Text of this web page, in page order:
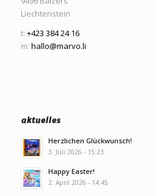
Liechtenstein
t: +423 384 24 16
m: hallo@marvo.li
aktuelles
Herzlichen Glückwunsch!
3. Juli 2026 - 15:23
Happy Easter!
2. April 2026 - 14:45